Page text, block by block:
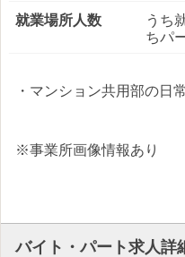
就業場所人数
うち
ちパ
・マンション共用部の日
※事業所画像情報あり
バイト・パート求人詳